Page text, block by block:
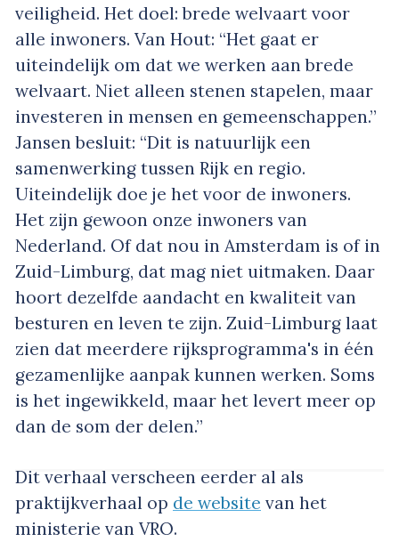
veiligheid. Het doel: brede welvaart voor
alle inwoners. Van Hout: “Het gaat er
uiteindelijk om dat we werken aan brede
welvaart. Niet alleen stenen stapelen, maar
investeren in mensen en gemeenschappen.”
Jansen besluit: “Dit is natuurlijk een
samenwerking tussen Rijk en regio.
Uiteindelijk doe je het voor de inwoners.
Het zijn gewoon onze inwoners van
Nederland. Of dat nou in Amsterdam is of in
Zuid-Limburg, dat mag niet uitmaken. Daar
hoort dezelfde aandacht en kwaliteit van
besturen en leven te zijn. Zuid-Limburg laat
zien dat meerdere rijksprogramma's in één
gezamenlijke aanpak kunnen werken. Soms
is het ingewikkeld, maar het levert meer op
dan de som der delen.”
Dit verhaal verscheen eerder al als
praktijkverhaal op de website van het
ministerie van VRO.